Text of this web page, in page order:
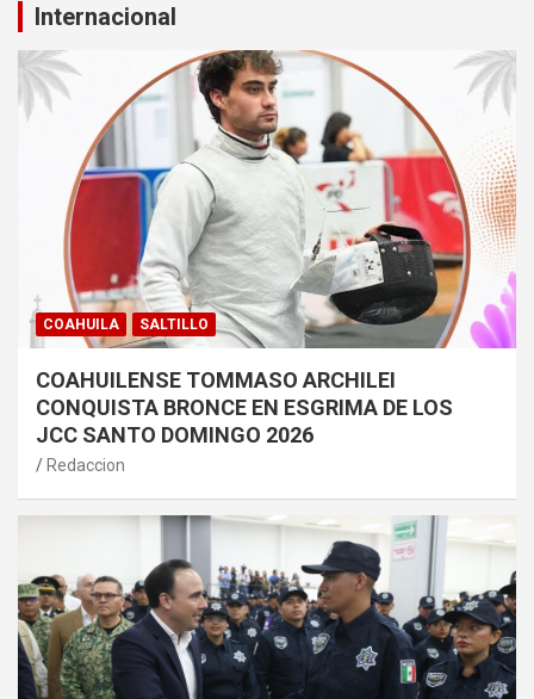
Internacional
COAHUILA SALTILLO
COAHUILENSE TOMMASO ARCHILEI
CONQUISTA BRONCE EN ESGRIMA DE LOS
JCC SANTO DOMINGO 2026
Redaccion